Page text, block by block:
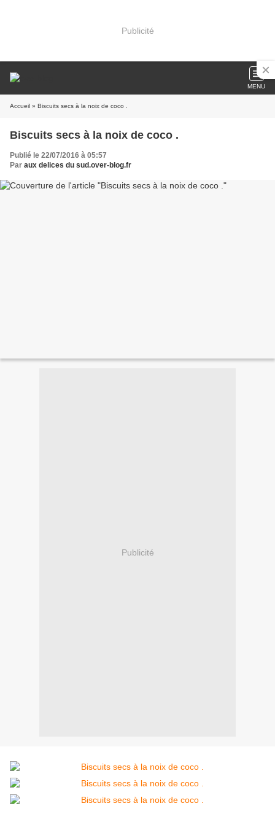
Publicité
MENU
Accueil » Biscuits secs à la noix de coco .
Biscuits secs à la noix de coco .
Publié le 22/07/2016 à 05:57
Par aux delices du sud.over-blog.fr
Publicité